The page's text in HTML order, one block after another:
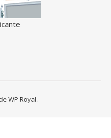
WP Royal.